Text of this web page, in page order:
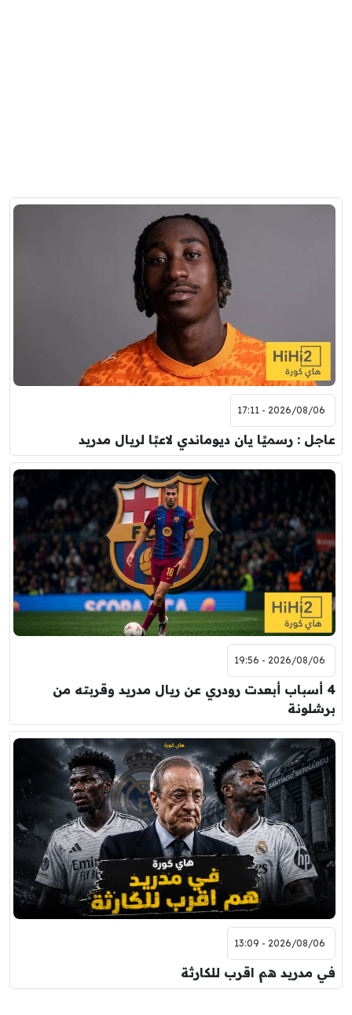
2026/08/06 - 17:11
عاجل : رسميًا يان ديوماندي لاعبًا لريال مدريد
2026/08/06 - 19:56
4 أسباب أبعدت رودري عن ريال مدريد وقربته من
برشلونة
2026/08/06 - 13:09
في مدريد هم اقرب للكارثة